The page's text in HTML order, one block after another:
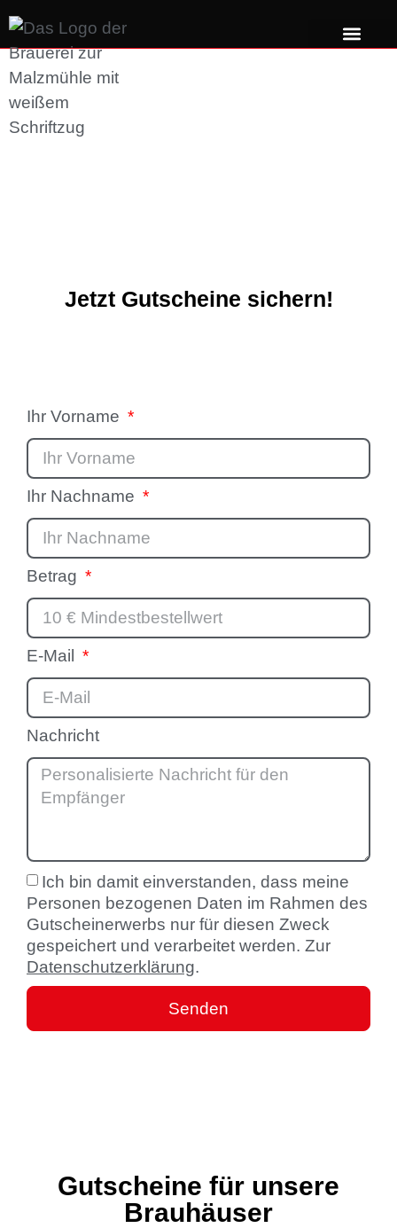
Jetzt Gutscheine sichern!
Ihr Vorname
Ihr Nachname
Betrag
E-Mail
Nachricht
Ich bin damit einverstanden, dass meine
Personen bezogenen Daten im Rahmen des
Gutscheinerwerbs nur für diesen Zweck
gespeichert und verarbeitet werden. Zur
Datenschutzerklärung.
Senden
Gutscheine für unsere
Brauhäuser